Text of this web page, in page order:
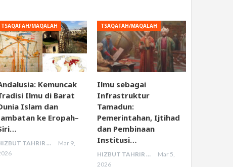
TSAQAFAH/MAQALAH
Kemuncak
Ilmu di Barat
Islam dan
ke Eropah–
HIZBUT TAHRIR MALAYSIA
Mar 9,
TSAQAFAH/MAQALAH
Ilmu sebagai
Infrastruktur
Tamadun:
Pemerintahan, Ijtihad
dan Pembinaan
Institusi…
HIZBUT TAHRIR MALAYSIA
Mar 5,
2026